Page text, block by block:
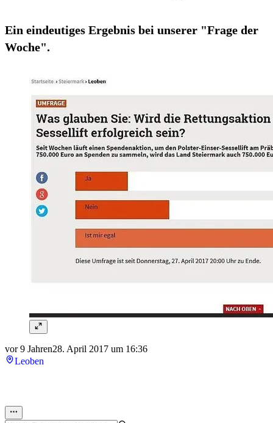
Ein eindeutiges Ergebnis bei unserer "Frage der
Woche".
vor 9 Jahren28. April 2017 um 16:36
Leoben